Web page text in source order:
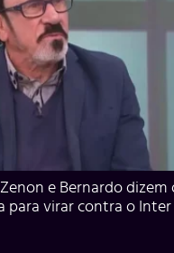
e Bernardo dizem
para virar contra o Inter